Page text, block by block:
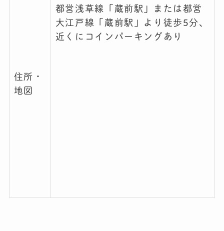
住所・
地図
都営浅草線「蔵前駅」または都営
大江戸線「蔵前駅」より徒歩5分、
近くにコインパーキングあり